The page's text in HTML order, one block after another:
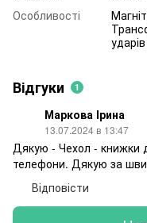
Особливості
Відгуки 1
Маркова Ірина
13.07.2024 в 13:47
Дякую - Чехол - книжки
телефони. Дякую за
Відповісти